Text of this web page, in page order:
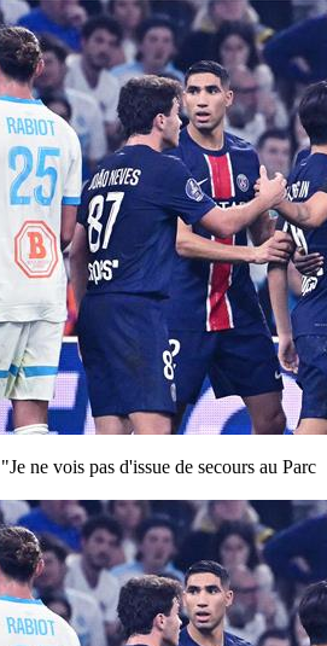
ne vois pas d'issue de secours au Parc